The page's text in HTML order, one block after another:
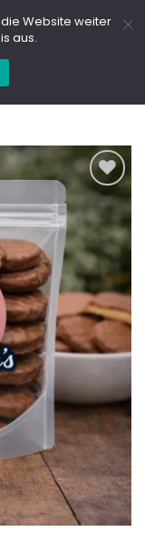
Add to
wishlist
Website weiter
aus.